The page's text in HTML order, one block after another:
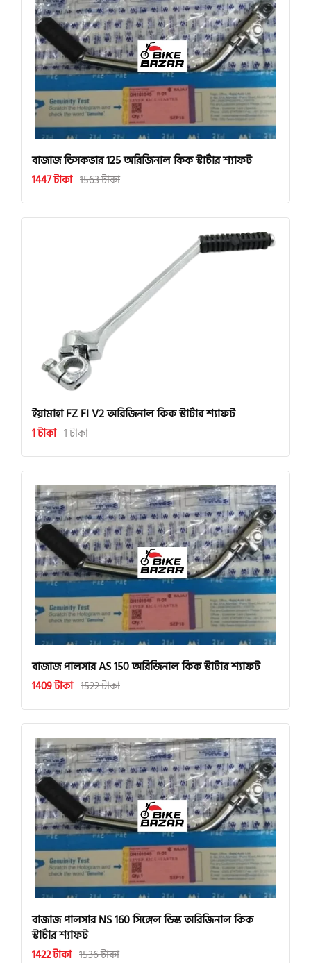
বাজাজ ডিসকভার 125 অরিজিনাল কিক স্টার্টার শ্যাফট
1447 টাকা 1563 টাকা
ইয়ামাহা FZ FI V2 অরিজিনাল কিক স্টার্টার শ্যাফট
1 টাকা 1 টাকা
বাজাজ পালসার AS 150 অরিজিনাল কিক স্টার্টার শ্যাফট
1409 টাকা 1522 টাকা
বাজাজ পালসার NS 160 সিঙ্গেল ডিস্ক অরিজিনাল কিক
স্টার্টার শ্যাফট
1422 টাকা 1536 টাকা